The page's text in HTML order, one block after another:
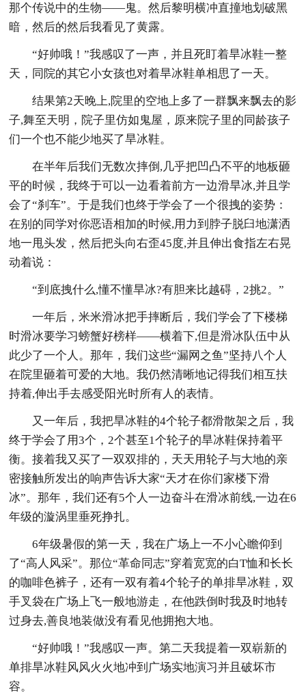
那个传说中的生物——鬼。然后黎明横冲直撞地划破黑
暗，然后的然后我看见了黄露。
“好帅哦！”我感叹了一声，并且死盯着旱冰鞋一整
天，同院的其它小女孩也对着旱冰鞋单相思了一天。
结果第2天晚上,院里的空地上多了一群飘来飘去的影
子,舞至天明，院子里仿如鬼屋，原来院子里的同龄孩子
们一个也不能少地买了旱冰鞋。
在半年后我们无数次摔倒,几乎把凹凸不平的地板砸
平的时候，我终于可以一边看着前方一边滑旱冰,并且学
会了“刹车”。于是我们也终于学会了一个很拽的姿势：
在别的同学对你恶语相加的时候,用力到脖子脱臼地潇洒
地一甩头发，然后把头向右歪45度,并且伸出食指左右晃
动着说：
“到底拽什么,懂不懂旱冰?有胆来比越碍，2挑2。”
一年后，米米滑冰把手摔断后，我们学会了下楼梯
时滑冰要学习螃蟹好榜样——横着下,但是滑冰队伍中从
此少了一个人。那年，我们这些“漏网之鱼”坚持八个人
在院里砸着可爱的大地。我仍然清晰地记得我们相互扶
持着,伸出手去感受阳光时所有人的表情。
又一年后，我把旱冰鞋的4个轮子都滑散架之后，我
终于学会了用3个，2个甚至1个轮子的旱冰鞋保持着平
衡。接着我又买了一双双排的，天天用轮子与大地的亲
密接触所发出的响声告诉大家“天才在你们家楼下滑
冰”。那年，我们还有5个人一边奋斗在滑冰前线,一边在6
年级的漩涡里垂死挣扎。
6年级暑假的第一天，我在广场上一不小心瞻仰到
了“高人风采”。那位“革命同志”穿着宽宽的白T恤和长长
的咖啡色裤子，还有一双有着4个轮子的单排旱冰鞋，双
手叉袋在广场上飞一般地游走，在他跌倒时我及时地转
过身去,善良地装做没有看见他拥抱大地。
“好帅哦！”我感叹一声。第二天我提着一双崭新的
单排旱冰鞋风风火火地冲到广场实地演习并且破坏市
容。